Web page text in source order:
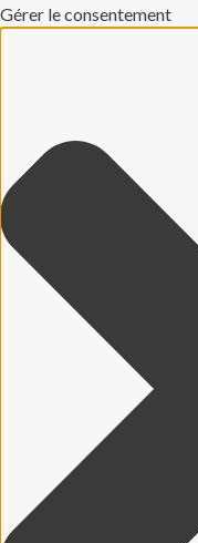
Gérer le consentement